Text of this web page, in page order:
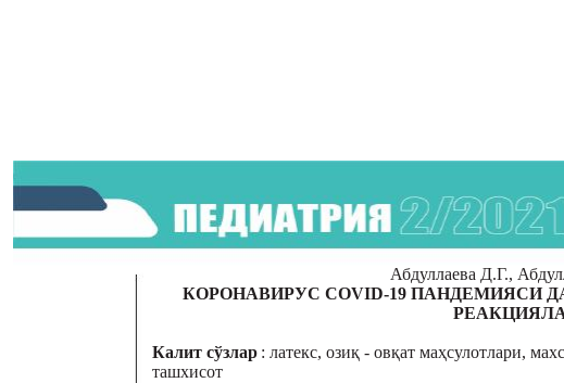
Абдуллаева Д.Г.,
КОРОНАВИРУС COVID-19 ПАНДЕМИЯСИ
Калит сўзлар : латекс, озиқ - овқат маҳсулотлари,
ташхисот